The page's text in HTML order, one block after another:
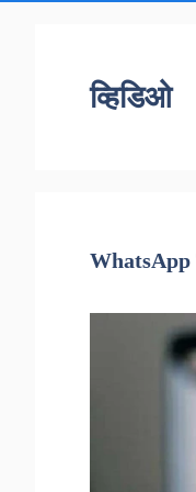
व्हिडिओ
WhatsApp